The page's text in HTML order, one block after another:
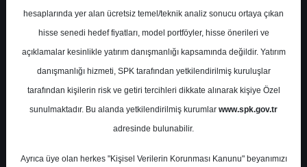
ISCTR- TÜRKİYE İŞ BANKASI
A.Ş.
Hedef Fiyat 17.77 ₺
Getiri
%43.77
0 0
hesaplarında yer alan ücretsiz temel/teknik analiz sonucu ortaya çıkan
hisse senedi hedef fiyatları, model portföyler, hisse önerileri ve
açıklamalar kesinlikle yatırım danışmanlığı kapsamında değildir. Yatırım
danışmanlığı hizmeti, SPK tarafından yetkilendirilmiş kuruluşlar
tarafından kişilerin risk ve getiri tercihleri dikkate alınarak kişiye Özel
sunulmaktadır. Bu alanda yetkilendirilmiş kurumlar www.spk.gov.tr
adresinde bulunabilir.
Ayrıca üye olan herkes "Kişisel Verilerin Korunması Kanunu" beyanımızı